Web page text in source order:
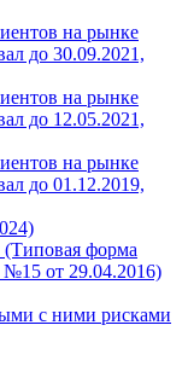
на рынке
до 30.09.2021,
на рынке
до 12.05.2021,
на рынке
до 01.12.2019,
форма
от 29.04.2016)
с ними рисками